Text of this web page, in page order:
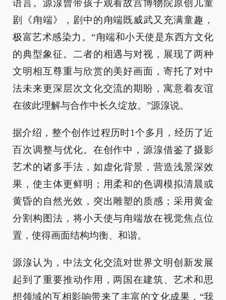
语言。源湶曾带孩子观看故宫博物院原创儿童
剧《甪端》，剧中的甪端既威武又充满童趣，
极富艺术感染力。“甪端和小天使是东西方文化
的典型象征。二者的相遇与对视，展现了两种
文明相互尊重与欣赏的美好画面，寄托了对中
法未来更深层次文化交流的期盼，寓意着友谊
在彼此理解与合作中长久绽放。”源湶说。
据介绍，整个创作过程历时1个多月，经历了近
百次调整与优化。在创作中，源湶借鉴了摄影
艺术的诸多手法，如虚化背景，营造浅景深效
果，使主体更鲜明；用柔和的色调模拟清晨或
黄昏的自然光效，突出雕塑的质感；采用黄金
分割构图法，将小天使与甪端放在视觉焦点位
置，使得画面结构均衡、和谐。
源湶认为，中法文化交流对世界文明创新发展
起到了重要推动作用，两国在建筑、艺术和思
想领域的互相影响带来了丰富的文化成果，“我